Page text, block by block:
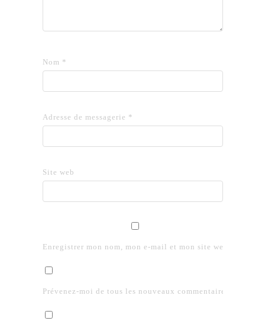
Nom *
Adresse de messagerie *
Site web
Enregistrer mon nom, mon e-mail et mon site web dans le
Prévenez-moi de tous les nouveaux commentaires par e-